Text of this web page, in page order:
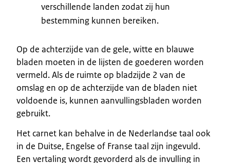
verschillende landen zodat zij hun
bestemming kunnen bereiken.
Op de achterzijde van de gele, witte en blauwe
bladen moeten in de lijsten de goederen worden
vermeld. Als de ruimte op bladzijde 2 van de
omslag en op de achterzijde van de bladen niet
voldoende is, kunnen aanvullingsbladen worden
gebruikt.
Het carnet kan behalve in de Nederlandse taal ook
in de Duitse, Engelse of Franse taal zijn ingevuld.
Een vertaling wordt gevorderd als de invulling in